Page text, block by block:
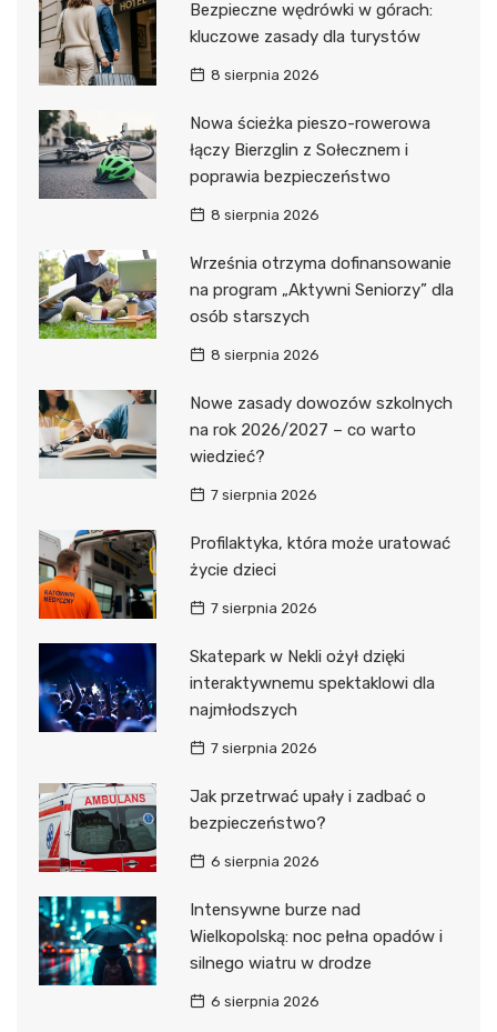
Bezpieczne wędrówki w górach:
kluczowe zasady dla turystów
8 sierpnia 2026
Nowa ścieżka pieszo-rowerowa
łączy Bierzglin z Sołecznem i
poprawia bezpieczeństwo
8 sierpnia 2026
Września otrzyma dofinansowanie
na program „Aktywni Seniorzy” dla
osób starszych
8 sierpnia 2026
Nowe zasady dowozów szkolnych
na rok 2026/2027 – co warto
wiedzieć?
7 sierpnia 2026
Profilaktyka, która może uratować
życie dzieci
7 sierpnia 2026
Skatepark w Nekli ożył dzięki
interaktywnemu spektaklowi dla
najmłodszych
7 sierpnia 2026
Jak przetrwać upały i zadbać o
bezpieczeństwo?
6 sierpnia 2026
Intensywne burze nad
Wielkopolską: noc pełna opadów i
silnego wiatru w drodze
6 sierpnia 2026